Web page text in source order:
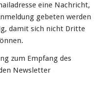
eine Nachricht,
gebeten werden
damit sich nicht Dritte
zum Empfang des
Newsletter